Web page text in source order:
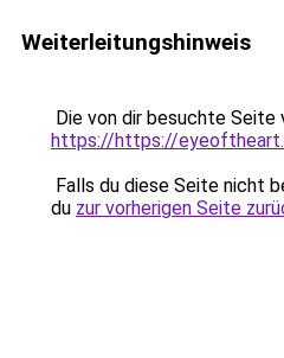
Weiterleitungshinweis
Die von dir besuchte Seite
https://https://
Falls du diese Seite nicht
du zur vorherigen Seite